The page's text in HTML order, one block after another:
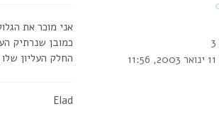
אני מוכר את הגלוק 17 שלי במחיר 2500 ש"ח אבל שלי ירה רק 500 כדור והוא במצב
כמובן שנרתיק
החלק העליון
Elad